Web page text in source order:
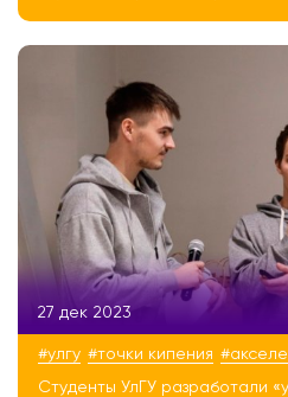
27 дек 2023
#улгу #точки кипения
Студенты УлГУ разработали